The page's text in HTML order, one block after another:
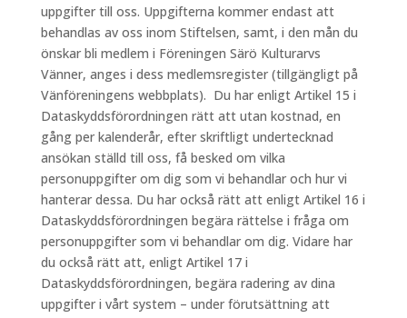
uppgifter till oss. Uppgifterna kommer endast att
behandlas av oss inom Stiftelsen, samt, i den mån du
önskar bli medlem i Föreningen Särö Kulturarvs
Vänner, anges i dess medlemsregister (tillgängligt på
Vänföreningens webbplats). Du har enligt Artikel 15 i
Dataskyddsförordningen rätt att utan kostnad, en
gång per kalenderår, efter skriftligt undertecknad
ansökan ställd till oss, få besked om vilka
personuppgifter om dig som vi behandlar och hur vi
hanterar dessa. Du har också rätt att enligt Artikel 16 i
Dataskyddsförordningen begära rättelse i fråga om
personuppgifter som vi behandlar om dig. Vidare har
du också rätt att, enligt Artikel 17 i
Dataskyddsförordningen, begära radering av dina
uppgifter i vårt system – under förutsättning att